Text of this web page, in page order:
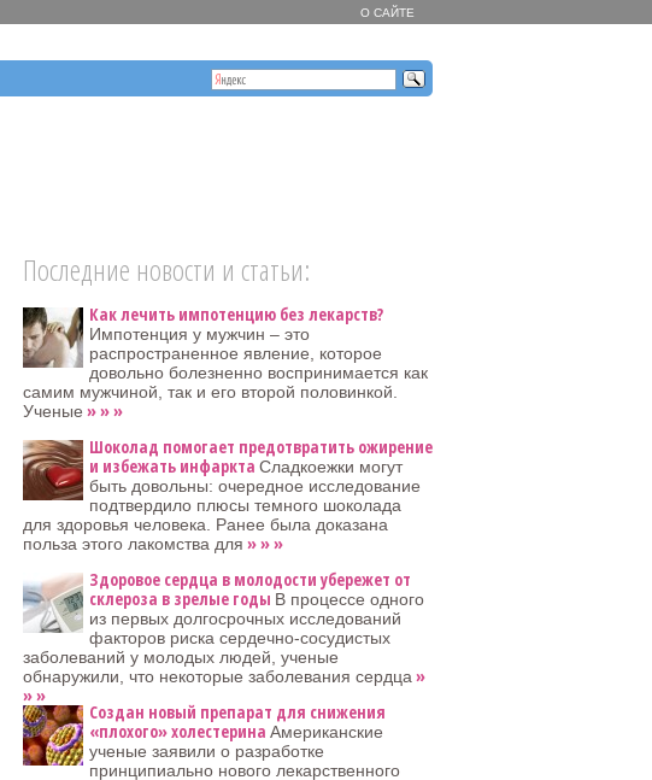
О САЙТЕ
Последние новости и статьи:
Как лечить импотенцию без лекарств?
Импотенция у мужчин – это
распространенное явление, которое
довольно болезненно воспринимается как
самим мужчиной, так и его второй половинкой.
Ученые » » »
Шоколад помогает предотвратить ожирение
и избежать инфаркта Сладкоежки могут
быть довольны: очередное исследование
подтвердило плюсы темного шоколада
для здоровья человека. Ранее была доказана
польза этого лакомства для » » »
Здоровое сердца в молодости убережет от
склероза в зрелые годы В процессе одного
из первых долгосрочных исследований
факторов риска сердечно-сосудистых
заболеваний у молодых людей, ученые
обнаружили, что некоторые заболевания сердца »
» »
Создан новый препарат для снижения
«плохого» холестерина Американские
ученые заявили о разработке
принципиально нового лекарственного